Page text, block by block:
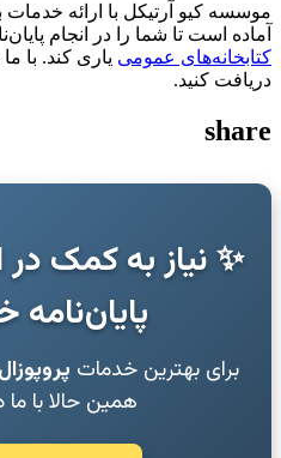
موسسه کیو آرتیکل با ارائه
آماده است تا شما را در انجام
کتابخانه‌های عمومی یاری کند. با
دریافت کنید.
share
✨ نیاز به کمک در
پایان‌نامه
برای بهترین خدمات
همین حالا با ما